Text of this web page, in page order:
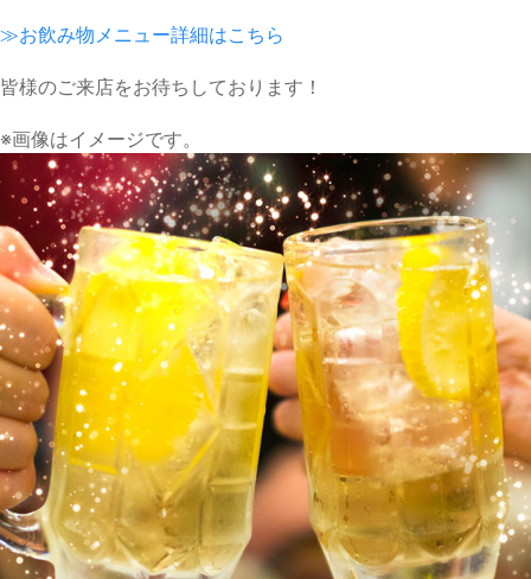
≫お飲み物メニュー詳細はこちら
皆様のご来店をお待ちしております！
※画像はイメージです。